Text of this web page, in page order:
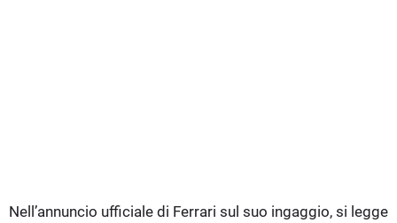
Nell’annuncio ufficiale di Ferrari sul suo ingaggio, si legge